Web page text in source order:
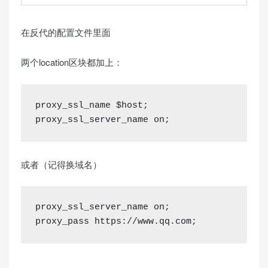
在反代的配置文件里面
两个location区块都加上：
proxy_ssl_name $host;
proxy_ssl_server_name on;
或者（记得换域名）
proxy_ssl_server_name on;
proxy_pass https://www.qq.com;